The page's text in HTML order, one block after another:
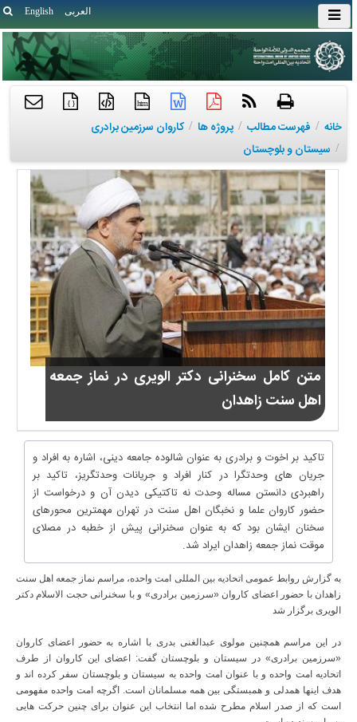
English العربی
htm
{ }
خانه / فهرست مطالب / پروژه ها / کاروان سرزمین برادری
/ سیستان و بلوچستان
متن کامل سخنرانی دکتر الویری در نماز جمعه
اهل سنت زاهدان
تاکید بر اخوت و برادری به عنوان شالوده جامعه دینی، اشاره به افراد و
جریان های وحدت­گرا در کنار افراد و جریانات وحدت­گریز، تاکید بر
راهبردی دانستن مساله وحدت نه تاکتیکی دیدن آن و درخواست از
حضور کاروان علما و نخبگان اهل سنت در تهران مهمترین محورهای
سخنان ایشان بود که به عنوان سخنرانی پیش از خطبه در مصلای
موقت نماز جمعه زاهدان ایراد شد.
به گزارش روابط عمومی اتحادیه بین المللی امت واحده، مراسم نماز جمعه اهل سنت
زاهدان با حضور اعضای کاروان «سرزمین برادری» و با سخنرانی حجت الاسلام دکتر
الویری برگزار شد
در این مراسم همچنین مولوی عبدالغنی بدری با اشاره به حضور اعضای کاروان
«سرزمین برادری» در سیستان و بلوچستان گفت: اعضای این کاروان از طرف
اتحادیه امت واحده و با عنوان امت واحده به سیستان و بلوچستان سفر کرده اند و
هدف اینها همدلی و همبستگی بین همه مسلمانان است. اگرچه امت واحده مفهومی
است که از صدر اسلام مطرح شده اما انتخاب این عنوان برای چنین حرکت هایی